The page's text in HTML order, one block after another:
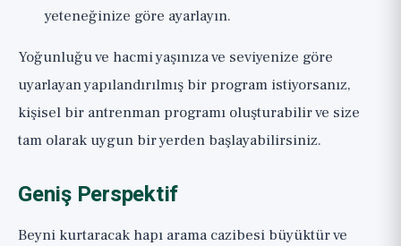
yeteneğinize göre ayarlayın.
Yoğunluğu ve hacmi yaşınıza ve seviyenize göre
uyarlayan yapılandırılmış bir program istiyorsanız,
kişisel bir antrenman programı oluşturabilirve size
tam olarak uygun bir yerden başlayabilirsiniz.
Geniş Perspektif
Beyni kurtaracak hapı arama cazibesi büyüktür ve